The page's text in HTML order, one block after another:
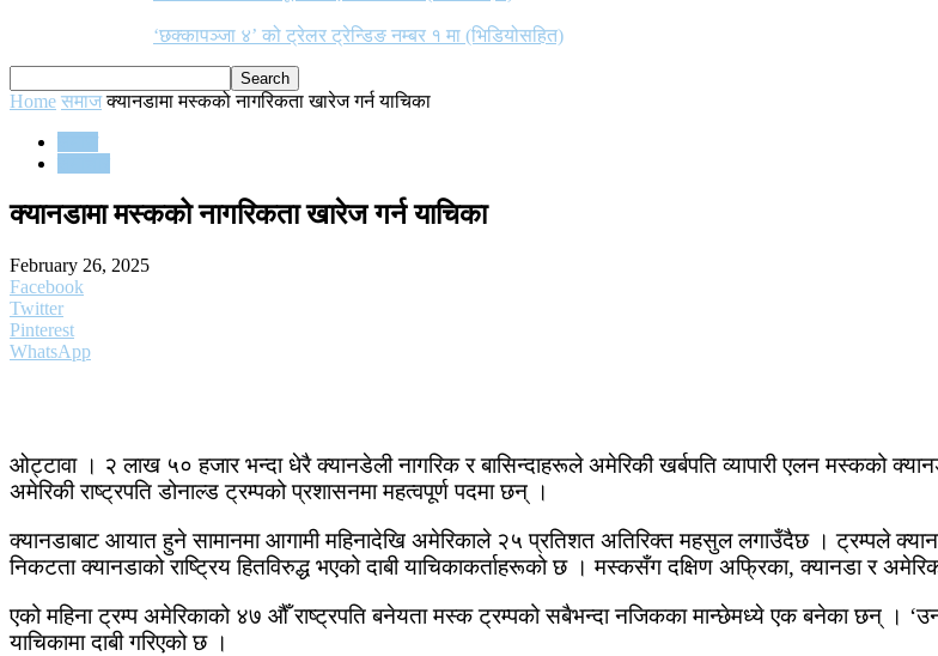
‘छक्कापञ्जा ४’ को ट्रेलर ट्रेन्डिङ नम्बर १ मा (भिडियोसहित)
Home समाज क्यानडामा मस्कको नागरिकता खारेज गर्न याचिका
क्यानडामा मस्कको नागरिकता खारेज गर्न याचिका
February 26, 2025
Facebook
Twitter
Pinterest
WhatsApp
ओट्टावा । २ लाख ५० हजार भन्दा धेरै क्यानडेली नागरिक र बासिन्दाहरूले अमेरिकी खर्बपति व्यापारी एलन मस्कको
अमेरिकी राष्ट्रपति डोनाल्ड ट्रम्पको प्रशासनमा महत्वपूर्ण पदमा छन् ।
क्यानडाबाट आयात हुने सामानमा आगामी महिनादेखि अमेरिकाले २५ प्रतिशत अतिरिक्त महसुल लगाउँदैछ । ट्रम्पले
निकटता क्यानडाको राष्ट्रिय हितविरुद्ध भएको दाबी याचिकाकर्ताहरूको छ । मस्कसँग दक्षिण अफ्रिका, क्यानडा र
एको महिना ट्रम्प अमेरिकाको ४७ औँ राष्ट्रपति बनेयता मस्क ट्रम्पको सबैभन्दा नजिकका मान्छेमध्ये एक बनेका छन् । ‘उनले
याचिकामा दाबी गरिएको छ ।